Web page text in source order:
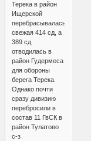
Терека в район
Ищерской
перебрасывалась
свежая 414 сд, а
389 сд
отводилась в
район Гудермеса
для обороны
берега Терека.
Однако почти
сразу дивизию
перебросили в
состав 11 ГвСК в
район Тулатово
с-з